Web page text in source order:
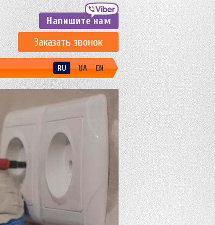
Напишите нам
Заказать звонок
RU UA EN